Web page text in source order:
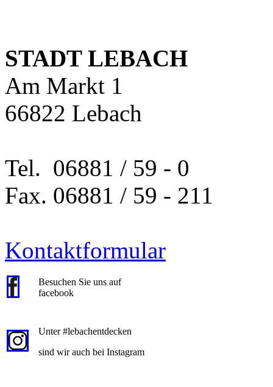
STADT LEBACH
Am Markt 1
66822 Lebach
Tel. 06881 / 59 - 0
Fax. 06881 / 59 - 211
Kontaktformular
Besuchen Sie uns auf
facebook
Unter #lebachentdecken
sind wir auch bei Instagram